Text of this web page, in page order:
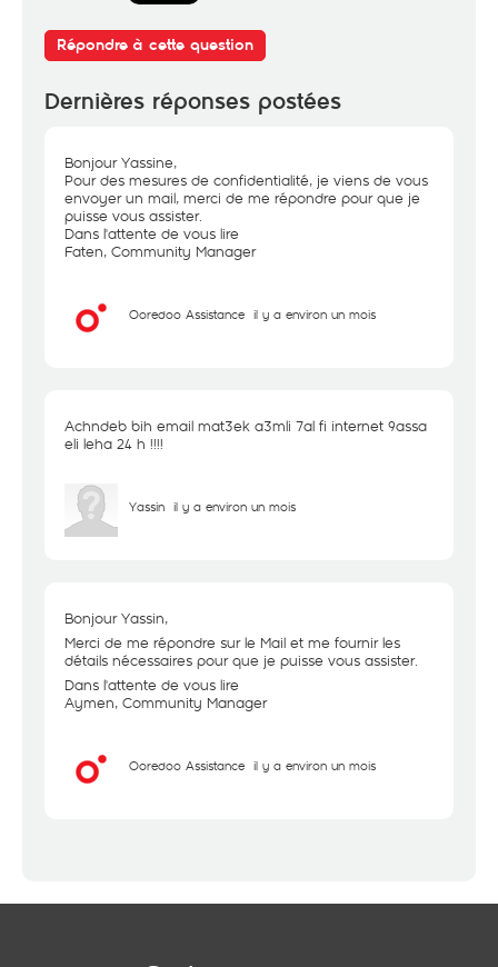
Répondre à cette question
Dernières réponses postées
Bonjour Yassine,
Pour des mesures de confidentialité, je viens de vous
envoyer un mail, merci de me répondre pour que je
puisse vous assister.
Dans l'attente de vous lire
Faten, Community Manager
Ooredoo Assistance il y a environ un mois
Achndeb bih email mat3ek a3mli 7al fi internet 9assa
eli leha 24 h !!!!
Yassin il y a environ un mois
Bonjour Yassin,
Merci de me répondre sur le Mail et me fournir les
détails nécessaires pour que je puisse vous assister.
Dans l'attente de vous lire
Aymen, Community Manager
Ooredoo Assistance il y a environ un mois